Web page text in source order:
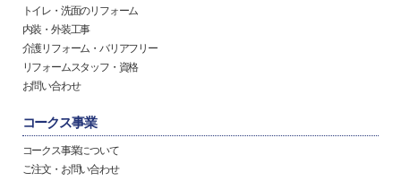
トイレ・洗面のリフォーム
内装・外装工事
介護リフォーム・バリアフリー
リフォームスタッフ・資格
お問い合わせ
コークス事業
コークス事業について
ご注文・お問い合わせ